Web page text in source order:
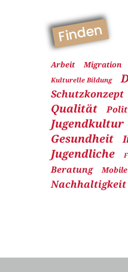
Finden
Arbeit Migration
Kulturelle Bildung
Schutzkonzept
Qualität
Jugendkultur
Gesundheit
Jugendliche
Beratung
Nachhaltigkeit